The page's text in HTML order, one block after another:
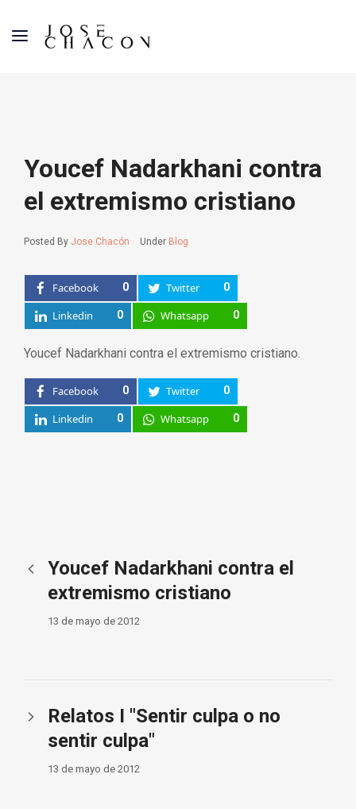
Youcef Nadarkhani contra
el extremismo cristiano
Posted By Jose Chacón Under Blog
Facebook 0 Twitter 0
Linkedin 0 Whatsapp 0
Youcef Nadarkhani contra el extremismo cristiano.
Facebook 0 Twitter 0
Linkedin 0 Whatsapp 0
Youcef Nadarkhani contra el
extremismo cristiano
13 de mayo de 2012
Relatos I "Sentir culpa o no
sentir culpa"
13 de mayo de 2012